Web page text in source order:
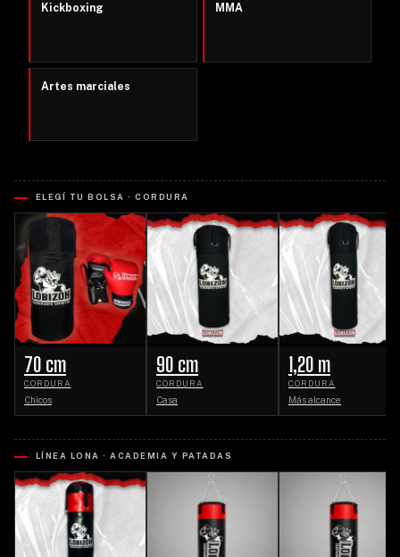
Kickboxing MMA
Artes marciales
ELEGÍ TU BOLSA · CORDURA
70 cm
CORDURA
Chicos
90 cm
CORDURA
Casa
1,20 m
CORDURA
Más alcance
LÍNEA LONA · ACADEMIA Y PATADAS